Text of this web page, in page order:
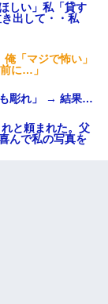
しい」私「貸す
出して・・私
「マジで怖い」
に…」
も彫れ」 → 結果…
と頼まれた。父
んで私の写真を